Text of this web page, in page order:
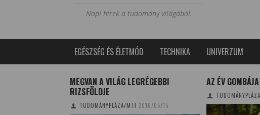
Napi hírek a tudomány világából.
EGÉSZSÉG ÉS ÉLETMÓD TECHNIKA UNIVERZUM
MEGVAN A VILÁG LEGRÉGEBBI
RIZSFÖLDJE
TUDOMÁNYPLÁZA/MTI 2016/05/15
AZ ÉV
TUDOMÁNYPLÁZA